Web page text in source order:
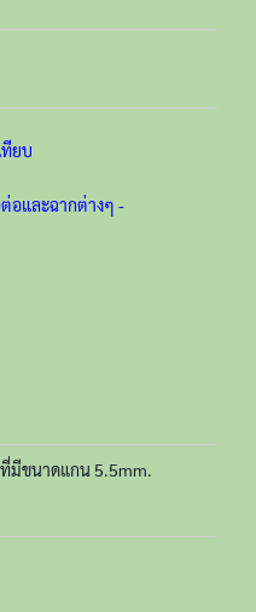
ทียบ
อและฉากต่างๆ -
ที่มีขนาดแกน 5.5mm.